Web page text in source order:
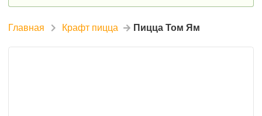
Главная Крафт пицца Пицца Том Ям